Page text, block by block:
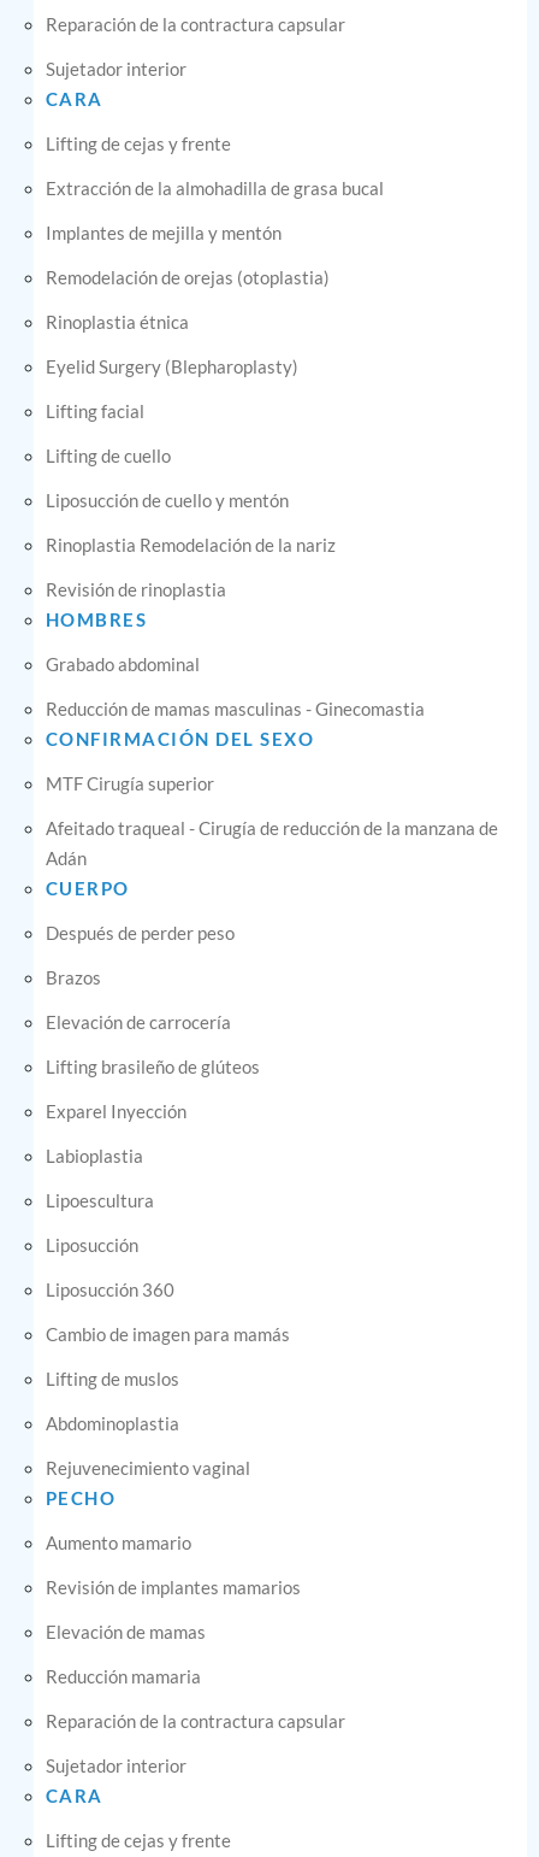
Reparación de la contractura capsular
Sujetador interior
CARA
Lifting de cejas y frente
Extracción de la almohadilla de grasa bucal
Implantes de mejilla y mentón
Remodelación de orejas (otoplastia)
Rinoplastia étnica
Eyelid Surgery (Blepharoplasty)
Lifting facial
Lifting de cuello
Liposucción de cuello y mentón
Rinoplastia Remodelación de la nariz
Revisión de rinoplastia
HOMBRES
Grabado abdominal
Reducción de mamas masculinas - Ginecomastia
CONFIRMACIÓN DEL SEXO
MTF Cirugía superior
Afeitado traqueal - Cirugía de reducción de la manzana de
Adán
CUERPO
Después de perder peso
Brazos
Elevación de carrocería
Lifting brasileño de glúteos
Exparel Inyección
Labioplastia
Lipoescultura
Liposucción
Liposucción 360
Cambio de imagen para mamás
Lifting de muslos
Abdominoplastia
Rejuvenecimiento vaginal
PECHO
Aumento mamario
Revisión de implantes mamarios
Elevación de mamas
Reducción mamaria
Reparación de la contractura capsular
Sujetador interior
CARA
Lifting de cejas y frente